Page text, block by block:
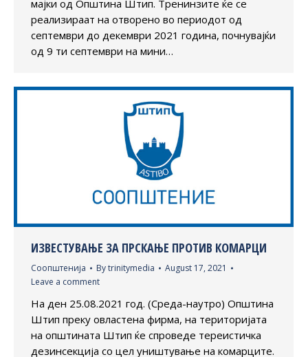
мајки од Општина Штип. Тренинзите ќе се
реализираат на отворено во периодот од
септември до декември 2021 година, почнувајќи
од 9 ти септември на мини…
ИЗВЕСТУВАЊЕ ЗА ПРСКАЊЕ ПРОТИВ КОМАРЦИ
Соопштенија Bytrinitymedia
August 17, 2021
Leave a comment
На ден 25.08.2021 год. (Среда-наутро) Општина
Штип преку овластена фирма, на територијата
на општината Штип ќе спроведе тереистичка
дезинсекција со цел уништување на комарците.